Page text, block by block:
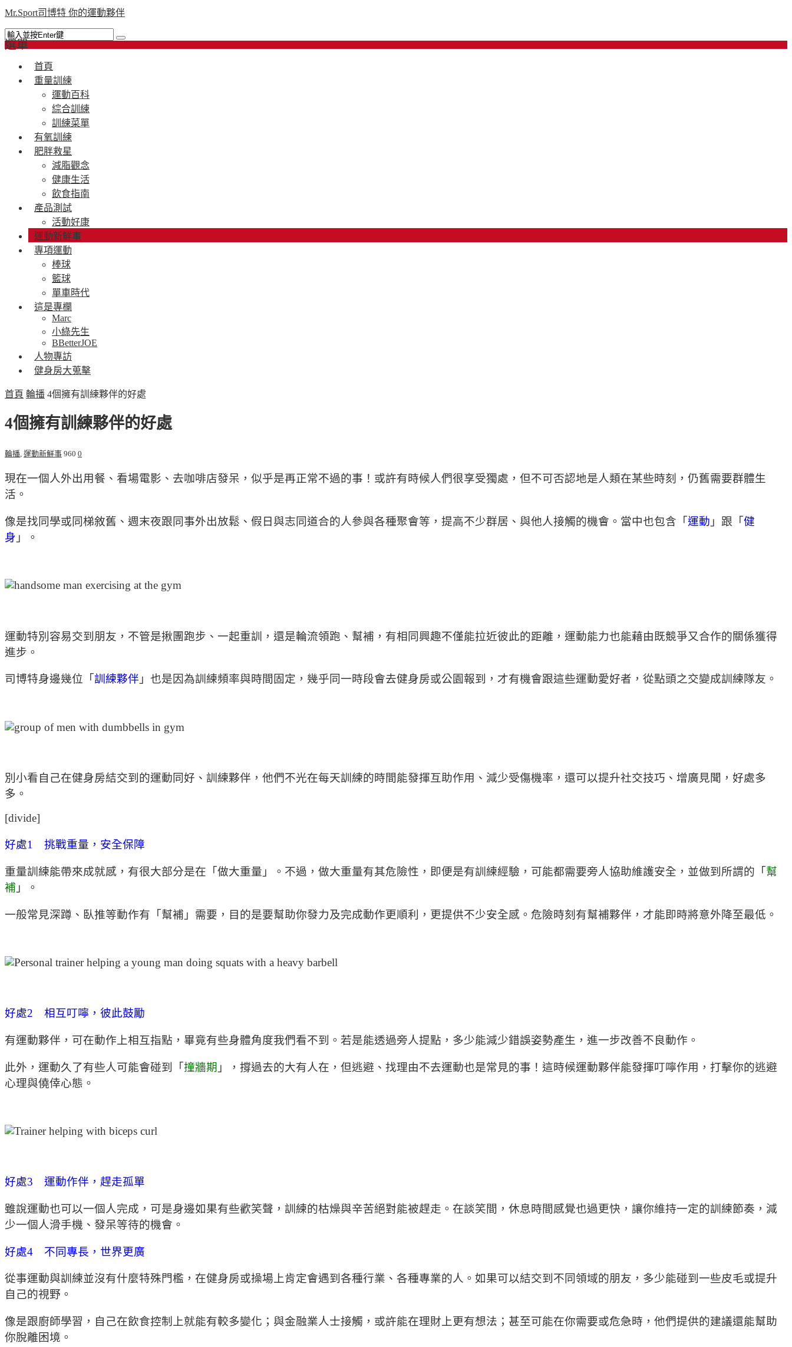
Mr.Sport司博特 你的運動夥伴
選單
首頁
重量訓練
運動百科
綜合訓練
訓練菜單
有氧訓練
肥胖救星
減脂觀念
健康生活
飲食指南
產品測試
活動好康
運動新鮮事
專項運動
棒球
籃球
單車時代
這是專欄
Marc
小綠先生
BBetterJOE
人物專訪
健身房大蒐擊
首頁 輪播 4個擁有訓練夥伴的好處
4個擁有訓練夥伴的好處
輪播 運動新鮮事 960 0
現在一個人外出用餐、看場電影、去咖啡店發呆，似乎是再正常不過的事！或許有時候人們很享受獨處，但不可否認地是人類在某些時刻，仍舊需要群體生
活。
像是找同學或同梯敘舊、週末夜跟同事外出放鬆、假日與志同道合的人參與各種聚會等，提高不少群居、與他人接觸的機會。當中也包含「 運動 」跟「 健
身 」。
運動特別容易交到朋友，不管是揪團跑步、一起重訓，還是輪流領跑、幫補，有相同興趣不僅能拉近彼此的距離，運動能力也能藉由既競爭又合作的關係獲得
進步。
司博特身邊幾位「 訓練夥伴 」也是因為訓練頻率與時間固定，幾乎同一時段會去健身房或公園報到，才有機會跟這些運動愛好者，從點頭之交變成訓練隊友。
別小看自己在健身房結交到的運動同好、訓練夥伴，他們不光在每天訓練的時間能發揮互助作用、減少受傷機率，還可以提升社交技巧、增廣見聞，好處多
多。
[divide]
好處1 挑戰重量，安全保障
重量訓練能帶來成就感，有很大部分是在「做大重量」。不過，做大重量有其危險性，即便是有訓練經驗，可能都需要旁人協助維護安全，並做到所謂的「 幫
補 」。
一般常見深蹲、臥推等動作有「幫補」需要，目的是要幫助你發力及完成動作更順利，更提供不少安全感。危險時刻有幫補夥伴，才能即時將意外降至最低。
好處2 相互叮嚀，彼此鼓勵
有運動夥伴，可在動作上相互指點，畢竟有些身體角度我們看不到。若是能透過旁人提點，多少能減少錯誤姿勢產生，進一步改善不良動作。
此外，運動久了有些人可能會碰到「撞牆期 」，撐過去的大有人在，但逃避、找理由不去運動也是常見的事！這時候運動夥伴能發揮叮嚀作用，打擊你的逃避
心理與僥倖心態。
好處3 運動作伴，趕走孤單
雖說運動也可以一個人完成，可是身邊如果有些歡笑聲，訓練的枯燥與辛苦絕對能被趕走。在談笑間，休息時間感覺也過更快，讓你維持一定的訓練節奏，減
少一個人滑手機、發呆等待的機會。
好處4 不同專長，世界更廣
從事運動與訓練並沒有什麼特殊門檻，在健身房或操場上肯定會遇到各種行業、各種專業的人。如果可以結交到不同領域的朋友，多少能碰到一些皮毛或提升
自己的視野。
像是跟廚師學習，自己在飲食控制上就能有較多變化；與金融業人士接觸，或許能在理財上更有想法；甚至可能在你需要或危急時，他們提供的建議還能幫助
你脫離困境。